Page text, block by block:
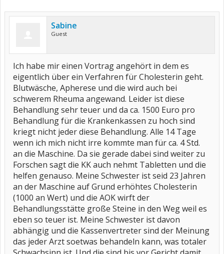
Sabine
Guest
Ich habe mir einen Vortrag angehört in dem es
eigentlich über ein Verfahren für Cholesterin geht.
Blutwäsche, Apherese und die wird auch bei
schwerem Rheuma angewand. Leider ist diese
Behandlung sehr teuer und da ca. 1500 Euro pro
Behandlung für die Krankenkassen zu hoch sind
kriegt nicht jeder diese Behandlung. Alle 14 Tage
wenn ich mich nicht irre kommte man für ca. 4 Std.
an die Maschine. Da sie gerade dabei sind weiter zu
Forschen sagt die KK auch nehmt Tabletten und die
helfen genauso. Meine Schwester ist seid 23 Jahren
an der Maschine auf Grund erhöhtes Cholesterin
(1000 an Wert) und die AOK wirft der
Behandlungsstätte große Steine in den Weg weil es
eben so teuer ist. Meine Schwester ist davon
abhängig und die Kassenvertreter sind der Meinung
das jeder Arzt soetwas behandeln kann, was totaler